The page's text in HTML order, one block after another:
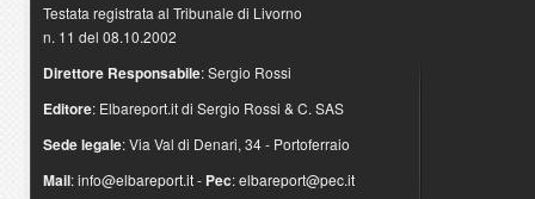
Testata registrata al Tribunale di Livorno
n. 11 del 08.10.2002
Direttore Responsabile: Sergio Rossi
Editore: Elbareport.it di Sergio Rossi & C. SAS
Sede legale: Via Val di Denari, 34 - Portoferraio
Mail:info@elbareport.it- Pec:elbareport@pec.it